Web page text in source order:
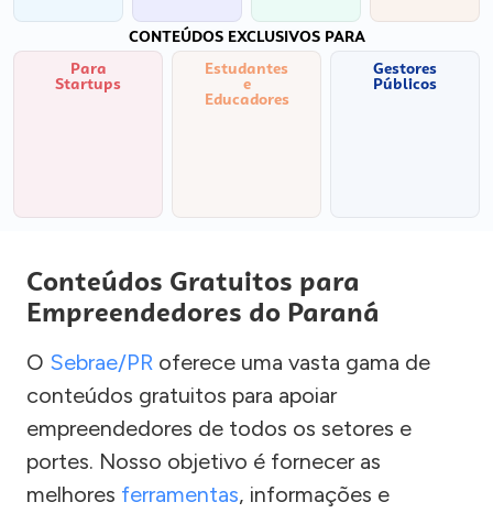
CONTEÚDOS EXCLUSIVOS PARA
Para
Startups
Estudantes
e
Educadores
Gestores
Públicos
Conteúdos Gratuitos para
Empreendedores do Paraná
O Sebrae/PR oferece uma vasta gama de
conteúdos gratuitos para apoiar
empreendedores de todos os setores e
portes. Nosso objetivo é fornecer as
melhores ferramentas, informações e